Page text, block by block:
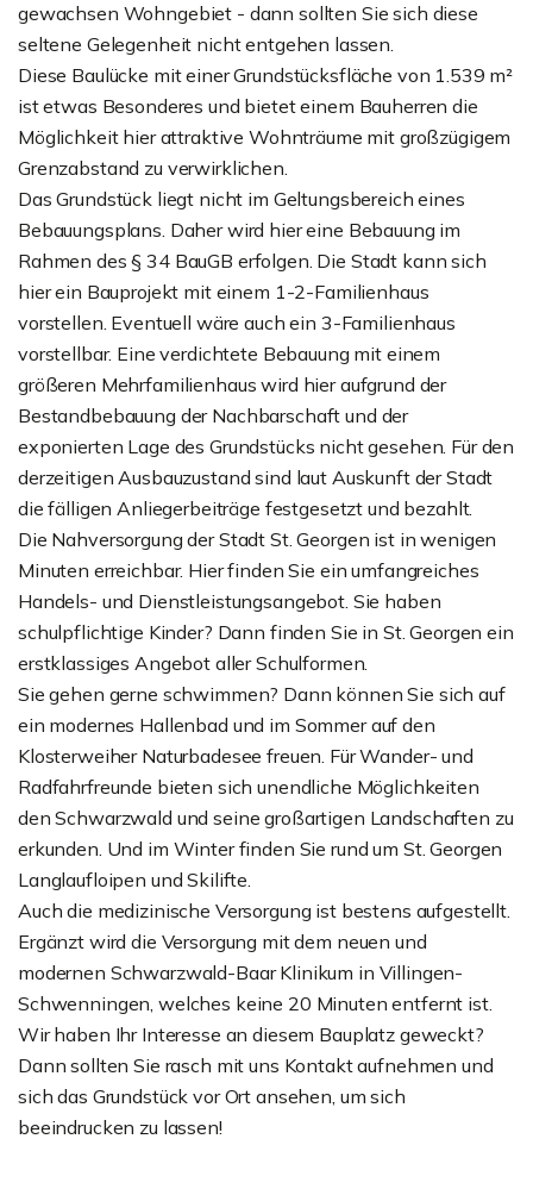
gewachsen Wohngebiet - dann sollten Sie sich diese
seltene Gelegenheit nicht entgehen lassen.
Diese Baulücke mit einer Grundstücksfläche von 1.539 m²
ist etwas Besonderes und bietet einem Bauherren die
Möglichkeit hier attraktive Wohnträume mit großzügigem
Grenzabstand zu verwirklichen.
Das Grundstück liegt nicht im Geltungsbereich eines
Bebauungsplans. Daher wird hier eine Bebauung im
Rahmen des § 34 BauGB erfolgen. Die Stadt kann sich
hier ein Bauprojekt mit einem 1-2-Familienhaus
vorstellen. Eventuell wäre auch ein 3-Familienhaus
vorstellbar. Eine verdichtete Bebauung mit einem
größeren Mehrfamilienhaus wird hier aufgrund der
Bestandbebauung der Nachbarschaft und der
exponierten Lage des Grundstücks nicht gesehen. Für den
derzeitigen Ausbauzustand sind laut Auskunft der Stadt
die fälligen Anliegerbeiträge festgesetzt und bezahlt.
Die Nahversorgung der Stadt St. Georgen ist in wenigen
Minuten erreichbar. Hier finden Sie ein umfangreiches
Handels- und Dienstleistungsangebot. Sie haben
schulpflichtige Kinder? Dann finden Sie in St. Georgen ein
erstklassiges Angebot aller Schulformen.
Sie gehen gerne schwimmen? Dann können Sie sich auf
ein modernes Hallenbad und im Sommer auf den
Klosterweiher Naturbadesee freuen. Für Wander- und
Radfahrfreunde bieten sich unendliche Möglichkeiten
den Schwarzwald und seine großartigen Landschaften zu
erkunden. Und im Winter finden Sie rund um St. Georgen
Langlaufloipen und Skilifte.
Auch die medizinische Versorgung ist bestens aufgestellt.
Ergänzt wird die Versorgung mit dem neuen und
modernen Schwarzwald-Baar Klinikum in Villingen-
Schwenningen, welches keine 20 Minuten entfernt ist.
Wir haben Ihr Interesse an diesem Bauplatz geweckt?
Dann sollten Sie rasch mit uns Kontakt aufnehmen und
sich das Grundstück vor Ort ansehen, um sich
beeindrucken zu lassen!